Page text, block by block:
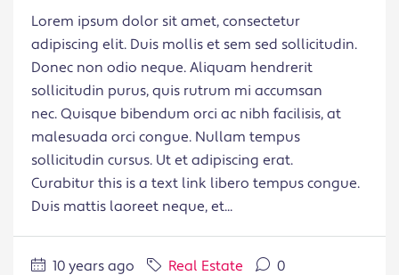
Lorem ipsum dolor sit amet, consectetur
adipiscing elit. Duis mollis et sem sed sollicitudin.
Donec non odio neque. Aliquam hendrerit
sollicitudin purus, quis rutrum mi accumsan
nec. Quisque bibendum orci ac nibh facilisis, at
malesuada orci congue. Nullam tempus
sollicitudin cursus. Ut et adipiscing erat.
Curabitur this is a text link libero tempus congue.
Duis mattis laoreet neque, et...
10 years ago Real Estate 0